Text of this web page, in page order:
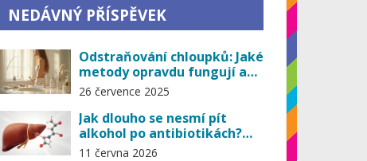
NEDÁVNÝ PŘÍSPĚVEK
Odstraňování chloupků: Jaké
metody opravdu fungují a
co vám ušetří nervy
26 července 2025
Jak dlouho se nesmí pít
alkohol po antibiotikách?
Pravidla pro laktobacily
11 června 2026